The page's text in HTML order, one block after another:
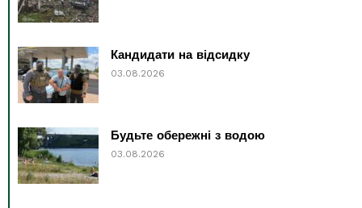
Кандидати на відсидку
03.08.2026
Будьте обережні з водою
03.08.2026